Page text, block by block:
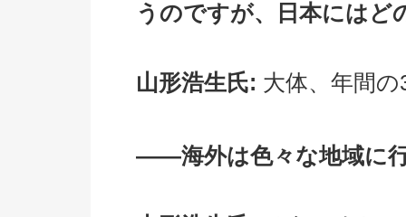
うのですが、日本には
山形浩生氏: 大体、年間
――海外は色々な地域に